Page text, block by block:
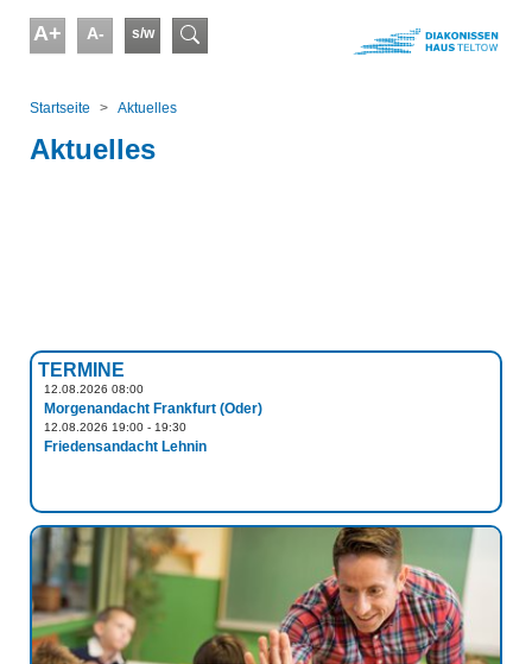
A+ A- s/w Suchformular
Startseite
Aktuelles
Aktuelles
TERMINE
12.08.2026 08:00
Morgenandacht Frankfurt (Oder)
12.08.2026 19:00 - 19:30
Friedensandacht Lehnin